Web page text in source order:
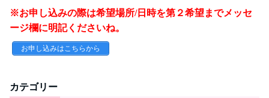
※お申し込みの際は希望場所/日時を第２希望までメッセ
ージ欄に明記くださいね。
お申し込みはこちらから
カテゴリー